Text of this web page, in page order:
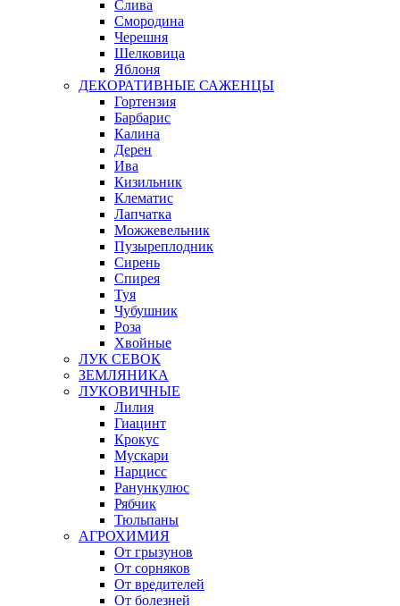
Слива
Смородина
Черешня
Шелковица
Яблоня
ДЕКОРАТИВНЫЕ САЖЕНЦЫ
Гортензия
Барбарис
Калина
Дерен
Ива
Кизильник
Клематис
Лапчатка
Можжевельник
Пузыреплодник
Сирень
Спирея
Туя
Чубушник
Роза
Хвойные
ЛУК СЕВОК
ЗЕМЛЯНИКА
ЛУКОВИЧНЫЕ
Лилия
Гиацинт
Крокус
Мускари
Нарцисс
Ранункулюс
Рябчик
Тюльпаны
АГРОХИМИЯ
От грызунов
От сорняков
От вредителей
От болезней